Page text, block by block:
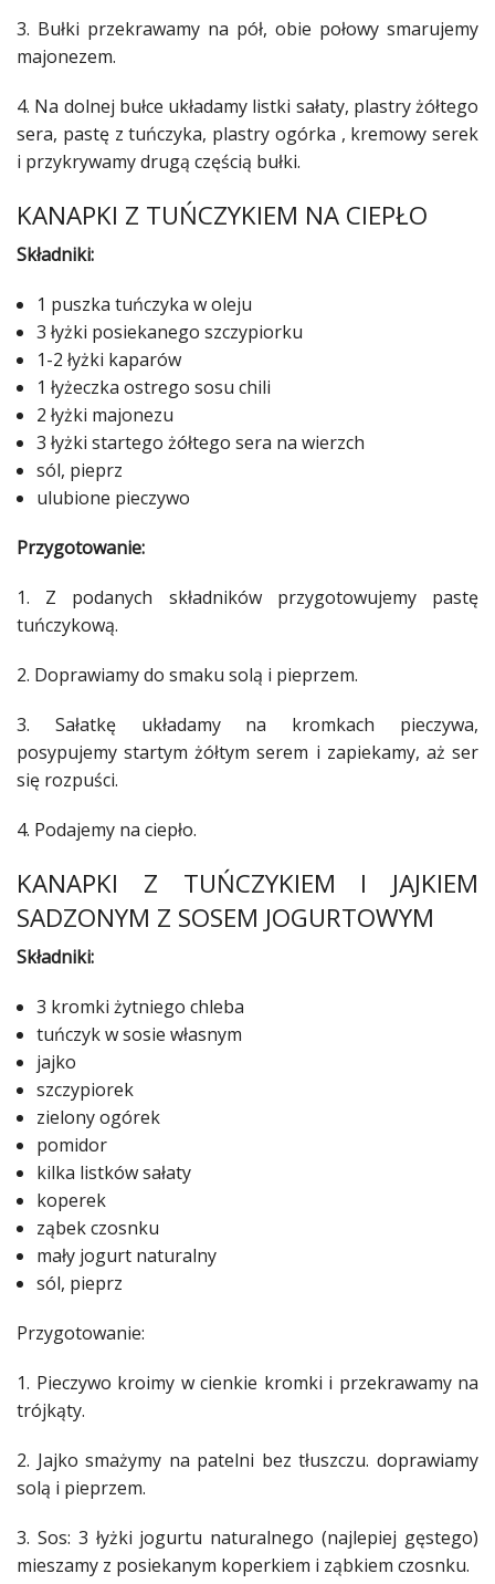
3. Bułki przekrawamy na pół, obie połowy smarujemy
majonezem.
4. Na dolnej bułce układamy listki sałaty, plastry żółtego
sera, pastę z tuńczyka, plastry ogórka , kremowy serek
i przykrywamy drugą częścią bułki.
KANAPKI Z TUŃCZYKIEM NA CIEPŁO
Składniki:
1 puszka tuńczyka w oleju
3 łyżki posiekanego szczypiorku
1-2 łyżki kaparów
1 łyżeczka ostrego sosu chili
2 łyżki majonezu
3 łyżki startego żółtego sera na wierzch
sól, pieprz
ulubione pieczywo
Przygotowanie:
1. Z podanych składników przygotowujemy pastę
tuńczykową.
2. Doprawiamy do smaku solą i pieprzem.
3. Sałatkęukładamy na kromkach pieczywa,
posypujemy startym żółtym serem i zapiekamy, aż ser
się rozpuści.
4. Podajemy na ciepło.
KANAPKI Z TUŃCZYKIEM I JAJKIEM
SADZONYM Z SOSEM JOGURTOWYM
Składniki:
3 kromki żytniego chleba
tuńczyk w sosie własnym
jajko
szczypiorek
zielony ogórek
pomidor
kilka listków sałaty
koperek
ząbek czosnku
mały jogurt naturalny
sól, pieprz
Przygotowanie:
1. Pieczywo kroimy w cienkie kromki i przekrawamy na
trójkąty.
2. Jajko smażymy na patelni bez tłuszczu. doprawiamy
solą i pieprzem.
3. Sos: 3 łyżki jogurtu naturalnego (najlepiej gęstego)
mieszamy z posiekanym koperkiem i ząbkiem czosnku.